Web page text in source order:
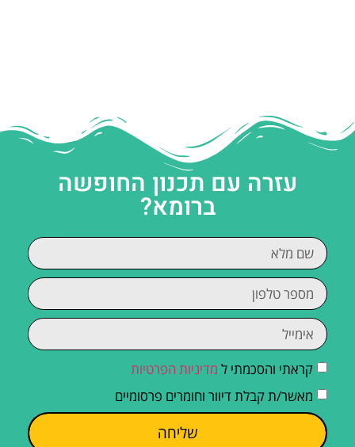
עזרה עם תכנון החופשה
ברומא?
קראתי והסכמתי ל מדיניות הפרטיות
מאשר/ת קבלת דיוור וחומרים פרסומיים
שליחה